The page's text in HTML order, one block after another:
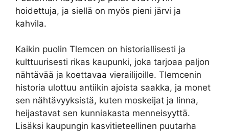
hoidettuja, ja siellä on myös pieni järvi ja
kahvila.
Kaikin puolin Tlemcen on historiallisesti ja
kulttuurisesti rikas kaupunki, joka tarjoaa paljon
nähtävää ja koettavaa vierailijoille. Tlemcenin
historia ulottuu antiikin ajoista saakka, ja monet
sen nähtävyyksistä, kuten moskeijat ja linna,
heijastavat sen kunniakasta menneisyyttä.
Lisäksi kaupungin kasvitieteellinen puutarha